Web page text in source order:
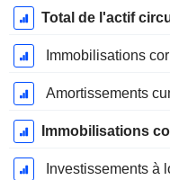
Total de l'actif
Immobilisations
Amortissements
Immobilisations
Investissements à